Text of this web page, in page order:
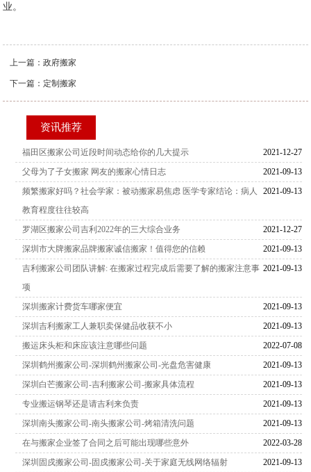
业。
上一篇：政府搬家
下一篇： 定制搬家
资讯推荐
2021-12-27
福田区搬家公司近段时间动态给你的几大提示
2021-09-13
父母为了子女搬家 网友的搬家心情日志
2021-09-13
频繁搬家好吗？社会学家：被动搬家易焦虑 医学专家结论：病人
教育程度往往较高
2021-12-27
罗湖区搬家公司吉利2022年的三大综合业务
2021-09-13
深圳市大牌搬家品牌搬家诚信搬家！值得您的信赖
2021-09-13
吉利搬家公司团队讲解: 在搬家过程完成后需要了解的搬家注意事
项
2021-09-13
深圳搬家计费货车哪家便宜
2021-09-13
深圳吉利搬家工人兼职卖保健品收获不小
2022-07-08
搬运床头柜和床应该注意哪些问题
2021-09-13
深圳鹤州搬家公司-深圳鹤州搬家公司-光盘危害健康
2021-09-13
深圳白芒搬家公司-吉利搬家公司-搬家具体流程
2021-09-13
专业搬运钢琴还是请吉利来负责
2021-09-13
深圳南头搬家公司-南头搬家公司-烤箱清洗问题
2022-03-28
在与搬家企业签了合同之后可能出现哪些意外
2021-09-13
深圳固戍搬家公司-固戍搬家公司-关于家庭无线网络辐射